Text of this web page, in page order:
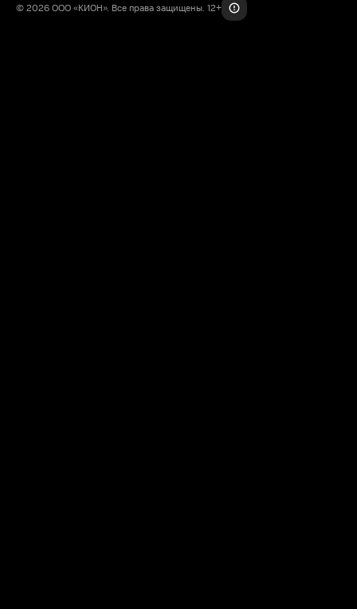
© 2026 ООО «КИОН». Все права защищены. 12+